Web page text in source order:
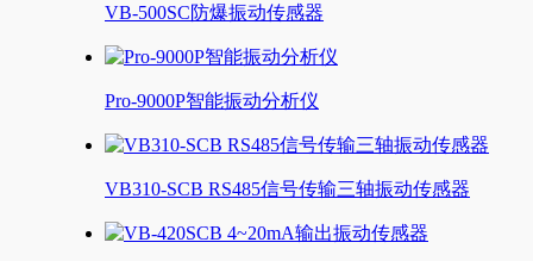
VB-500SC防爆振动传感器
Pro-9000P智能振动分析仪
VB310-SCB RS485信号传输三轴振动传感器